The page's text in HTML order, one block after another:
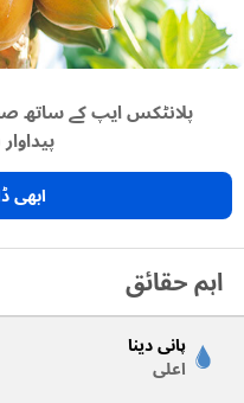
پلانٹکس ایپ کے ساتھ
ابھی
اہم حقائق
پانی دینا
اعلی